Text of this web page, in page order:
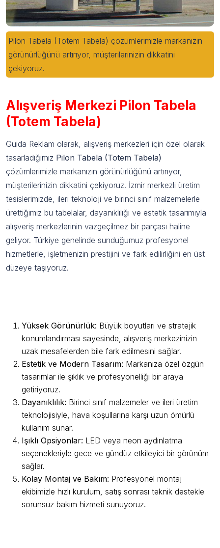
Pilon Tabela (Totem Tabela) çözümlerimizle markanızın
görünürlüğünü artırıyor, müşterilerinizin dikkatini
çekiyoruz.
Alışveriş Merkezi Pilon Tabela
(Totem Tabela)
Guida Reklam olarak, alışveriş merkezleri için özel olarak
tasarladığımız Pilon Tabela (Totem Tabela)
çözümlerimizle markanızın görünürlüğünü artırıyor,
müşterilerinizin dikkatini çekiyoruz. İzmir merkezli üretim
tesislerimizde, ileri teknoloji ve birinci sınıf malzemelerle
ürettiğimiz bu tabelalar, dayanıklılığı ve estetik tasarımıyla
alışveriş merkezlerinin vazgeçilmez bir parçası haline
geliyor. Türkiye genelinde sunduğumuz profesyonel
hizmetlerle, işletmenizin prestijini ve fark edilirliğini en üst
düzeye taşıyoruz.
Yüksek Görünürlük: Büyük boyutları ve stratejik
konumlandırması sayesinde, alışveriş merkezinizin
uzak mesafelerden bile fark edilmesini sağlar.
Estetik ve Modern Tasarım: Markanıza özel özgün
tasarımlar ile şıklık ve profesyonelliği bir araya
getiriyoruz.
Dayanıklılık: Birinci sınıf malzemeler ve ileri üretim
teknolojisiyle, hava koşullarına karşı uzun ömürlü
kullanım sunar.
Işıklı Opsiyonlar: LED veya neon aydınlatma
seçenekleriyle gece ve gündüz etkileyici bir görünüm
sağlar.
Kolay Montaj ve Bakım: Profesyonel montaj
ekibimizle hızlı kurulum, satış sonrası teknik destekle
sorunsuz bakım hizmeti sunuyoruz.